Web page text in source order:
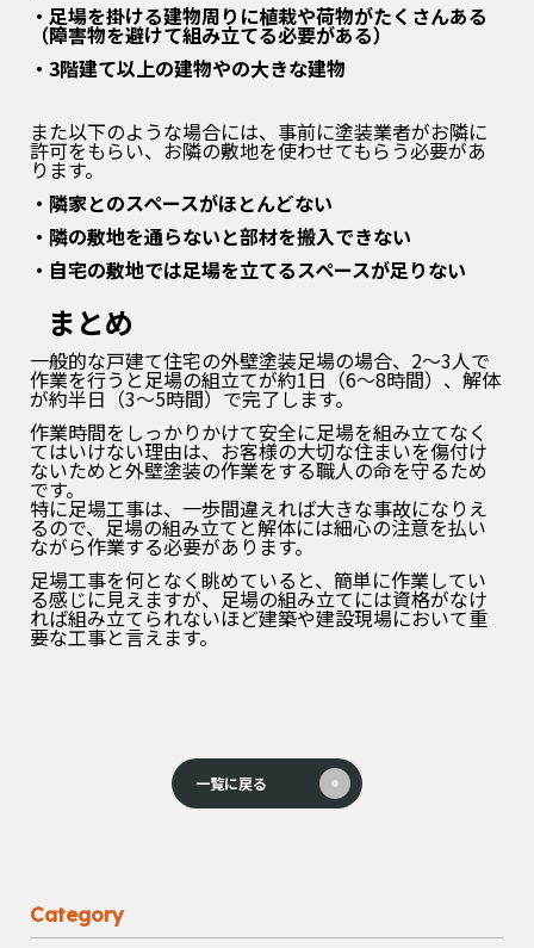
・足場を掛ける建物周りに植栽や荷物がたくさんある
（障害物を避けて組み立てる必要がある）
・3階建て以上の建物やの大きな建物
また以下のような場合には、事前に塗装業者がお隣に
許可をもらい、お隣の敷地を使わせてもらう必要があ
ります。
・隣家とのスペースがほとんどない
・隣の敷地を通らないと部材を搬入できない
・自宅の敷地では足場を立てるスペースが足りない
まとめ
一般的な戸建て住宅の外壁塗装足場の場合、2～3人で
作業を行うと足場の組立てが約1日（6～8時間）、解体
が約半日（3～5時間）で完了します。
作業時間をしっかりかけて安全に足場を組み立てなく
てはいけない理由は、お客様の大切な住まいを傷付け
ないためと外壁塗装の作業をする職人の命を守るため
です。
特に足場工事は、一歩間違えれば大きな事故になりえ
るので、足場の組み立てと解体には細心の注意を払い
ながら作業する必要があります。
足場工事を何となく眺めていると、簡単に作業してい
る感じに見えますが、足場の組み立てには資格がなけ
れば組み立てられないほど建築や建設現場において重
要な工事と言えます。
一覧に戻る
Category